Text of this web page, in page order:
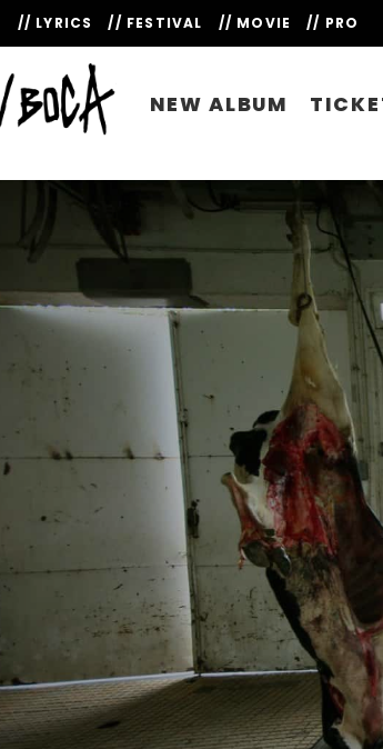
// LYRICS // FESTIVAL // MOVIE // PRO
NEW ALBUM